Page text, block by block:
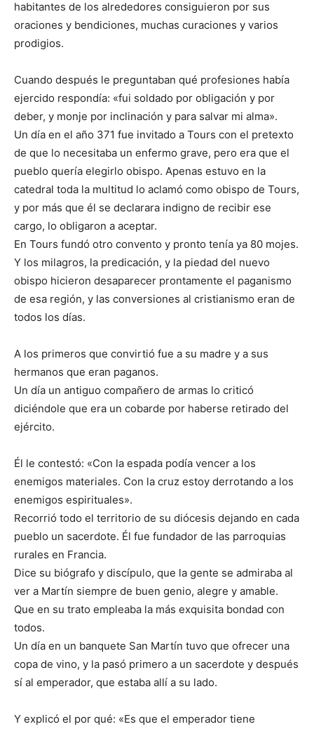
habitantes de los alrededores consiguieron por sus
oraciones y bendiciones, muchas curaciones y varios
prodigios.
Cuando después le preguntaban qué profesiones había
ejercido respondía: «fui soldado por obligación y por
deber, y monje por inclinación y para salvar mi alma».
Un día en el año 371 fue invitado a Tours con el pretexto
de que lo necesitaba un enfermo grave, pero era que el
pueblo quería elegirlo obispo. Apenas estuvo en la
catedral toda la multitud lo aclamó como obispo de Tours,
y por más que él se declarara indigno de recibir ese
cargo, lo obligaron a aceptar.
En Tours fundó otro convento y pronto tenía ya 80 mojes.
Y los milagros, la predicación, y la piedad del nuevo
obispo hicieron desaparecer prontamente el paganismo
de esa región, y las conversiones al cristianismo eran de
todos los días.
A los primeros que convirtió fue a su madre y a sus
hermanos que eran paganos.
Un día un antiguo compañero de armas lo criticó
diciéndole que era un cobarde por haberse retirado del
ejército.
Él le contestó: «Con la espada podía vencer a los
enemigos materiales. Con la cruz estoy derrotando a los
enemigos espirituales».
Recorrió todo el territorio de su diócesis dejando en cada
pueblo un sacerdote. Él fue fundador de las parroquias
rurales en Francia.
Dice su biógrafo y discípulo, que la gente se admiraba al
ver a Martín siempre de buen genio, alegre y amable.
Que en su trato empleaba la más exquisita bondad con
todos.
Un día en un banquete San Martín tuvo que ofrecer una
copa de vino, y la pasó primero a un sacerdote y después
sí al emperador, que estaba allí a su lado.
Y explicó el por qué: «Es que el emperador tiene